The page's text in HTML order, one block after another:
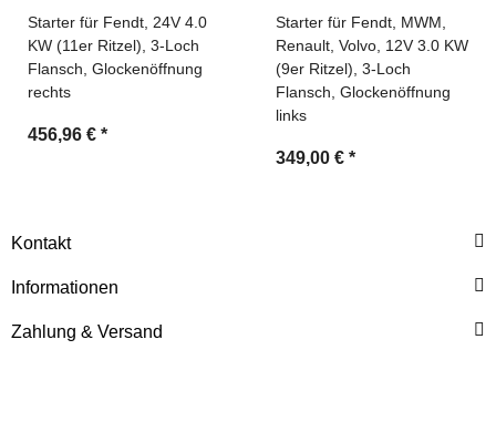
Starter für Fendt, 24V 4.0
KW (11er Ritzel), 3-Loch
Flansch, Glockenöffnung
rechts
456,96 € *
Starter für Fendt, MWM,
Renault, Volvo, 12V 3.0 KW
(9er Ritzel), 3-Loch
Flansch, Glockenöffnung
links
349,00 € *
Kontakt
Informationen
Zahlung & Versand